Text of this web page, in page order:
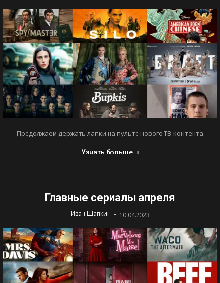
Продолжаем держать лапки на пульте нового ТВ-контента
Узнать больше
Главные сериалы апреля
Иван Шапкин - 10.04.2023